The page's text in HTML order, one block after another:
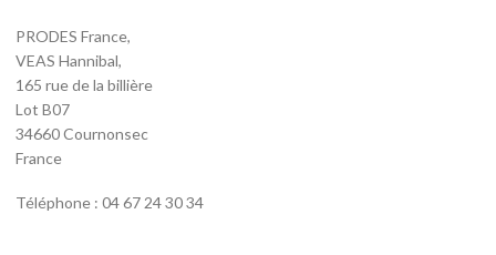
PRODES France,
VEAS Hannibal,
165 rue de la billière
Lot B07
34660 Cournonsec
France
Téléphone : 04 67 24 30 34